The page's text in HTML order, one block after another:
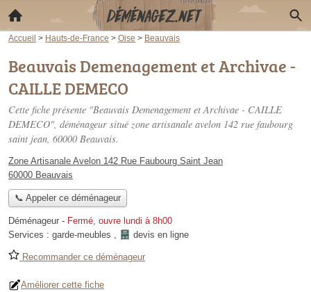
Accueil > Hauts-de-France > Oise > Beauvais
Beauvais Demenagement et Archivae -
CAILLE DEMECO
Cette fiche présente "Beauvais Demenagement et Archivae - CAILLE
DEMECO", déménageur situé zone artisanale avelon 142 rue faubourg
saint jean, 60000 Beauvais.
Zone Artisanale Avelon 142 Rue Faubourg Saint Jean
60000 Beauvais
📞 Appeler ce déménageur
Déménageur - Fermé, ouvre lundi à 8h00
Services : garde-meubles , devis en ligne
Recommander ce déménageur
Améliorer cette fiche